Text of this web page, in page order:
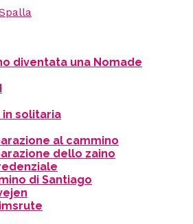
diventata una Nomade
in solitaria
al cammino
dello zaino
di Santiago